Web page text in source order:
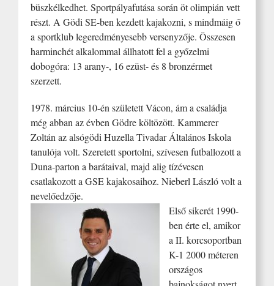
büszkélkedhet. Sportpályafutása során öt olimpián vett
részt. A Gödi SE-ben kezdett kajakozni, s mindmáig ő
a sportklub legeredményesebb versenyzője. Összesen
harminchét alkalommal állhatott fel a győzelmi
dobogóra: 13 arany-, 16 ezüst- és 8 bronzérmet
szerzett.
1978. március 10-én született Vácon, ám a családja
még abban az évben Gödre költözött. Kammerer
Zoltán az alsógödi Huzella Tivadar Általános Iskola
tanulója volt. Szeretett sportolni, szívesen futballozott a
Duna-parton a barátaival, majd alig tízévesen
csatlakozott a GSE kajakosaihoz. Nieberl László volt a
nevelőedzője.
Első sikerét 1990-
ben érte el, amikor
a II. korcsoportban
K-1 2000 méteren
országos